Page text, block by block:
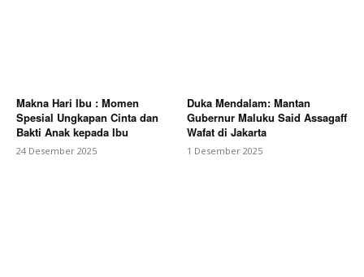
Makna Hari Ibu : Momen
Spesial Ungkapan Cinta dan
Bakti Anak kepada Ibu
24 Desember 2025
Duka Mendalam: Mantan
Gubernur Maluku Said Assagaff
Wafat di Jakarta
1 Desember 2025